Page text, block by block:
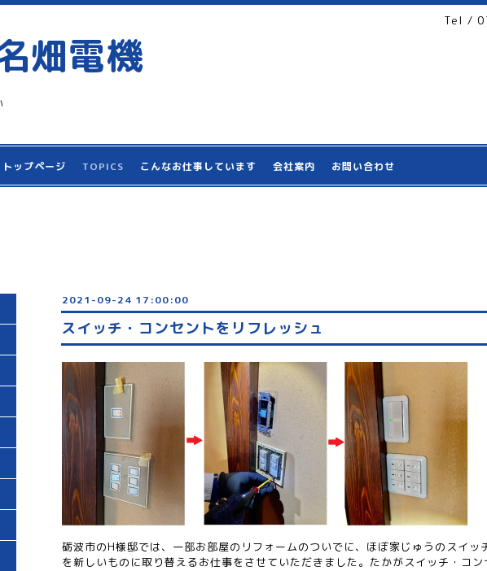
Tel /
畑電機
トップページ TOPICS こんなお仕事しています 会社案内 お問い合わせ
2021-09-24 17:00:00
スイッチ・コンセントをリフレッシュ
砺波市のH様邸では、一部お部屋のリフォームのついでに、ほぼ家じゅうのスイッ
を新しいものに取り替えるお仕事をさせていただきました。たかがスイッチ・コ